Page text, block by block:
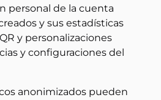
personal de la cuenta
y sus estadísticas
y personalizaciones
y configuraciones del
anonimizados pueden